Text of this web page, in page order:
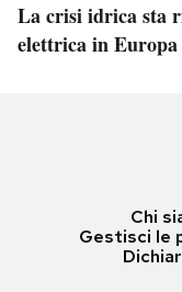
La crisi idrica sta
elettrica in Europa
Chi
Gestisci le